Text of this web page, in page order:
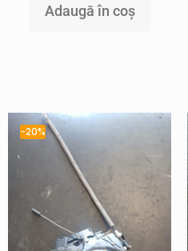
Adaugă în coș
-20%